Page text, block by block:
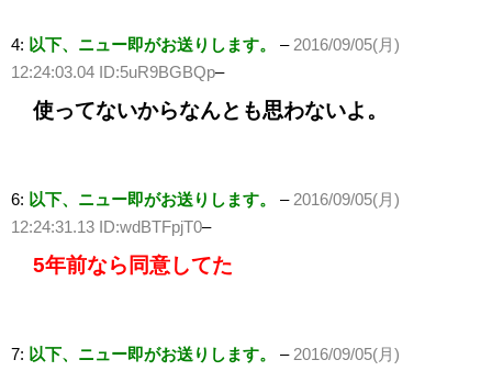
4: 以下、ニュー即がお送りします。 –2016/09/05(月)
12:24:03.04 ID:5uR9BGBQp–
使ってないからなんとも思わないよ。
6: 以下、ニュー即がお送りします。 –2016/09/05(月)
12:24:31.13 ID:wdBTFpjT0–
5年前なら同意してた
7: 以下、ニュー即がお送りします。 –2016/09/05(月)